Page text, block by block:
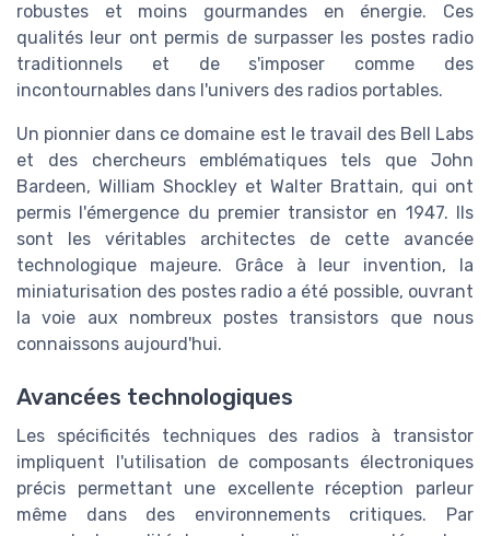
robustes et moins gourmandes en énergie. Ces
qualités leur ont permis de surpasser les postes radio
traditionnels et de s'imposer comme des
incontournables dans l'univers des radios portables.
Un pionnier dans ce domaine est le travail des Bell Labs
et des chercheurs emblématiques tels que John
Bardeen, William Shockley et Walter Brattain, qui ont
permis l'émergence du premier transistor en 1947. Ils
sont les véritables architectes de cette avancée
technologique majeure. Grâce à leur invention, la
miniaturisation des postes radio a été possible, ouvrant
la voie aux nombreux postes transistors que nous
connaissons aujourd'hui.
Avancées technologiques
Les spécificités techniques des radios à transistor
impliquent l'utilisation de composants électroniques
précis permettant une excellente réception parleur
même dans des environnements critiques. Par